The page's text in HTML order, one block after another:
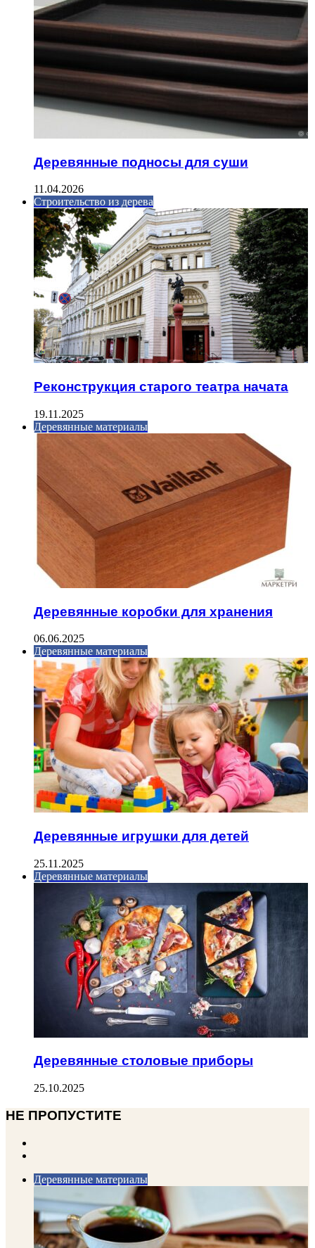
Деревянные подносы для суши
11.04.2026
Строительство из дерева
Реконструкция старого театра начата
19.11.2025
Деревянные материалы
Деревянные коробки для хранения
06.06.2025
Деревянные материалы
Деревянные игрушки для детей
25.11.2025
Деревянные материалы
Деревянные столовые приборы
25.10.2025
НЕ ПРОПУСТИТЕ
Деревянные материалы